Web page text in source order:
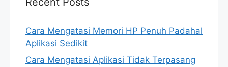
Cara Mengatasi Memori HP Penuh Padahal
Aplikasi Sedikit
Cara Mengatasi Aplikasi Tidak Terpasang